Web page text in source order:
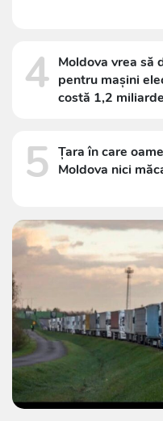
4 Moldova vrea să
pentru mașini
costă 1,2
5 Țara în care
Moldova nici